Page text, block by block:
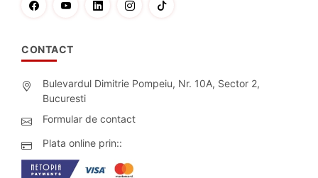
CONTACT
Bulevardul Dimitrie Pompeiu, Nr. 10A, Sector 2,
Bucuresti
Formular de contact
Plata online prin::